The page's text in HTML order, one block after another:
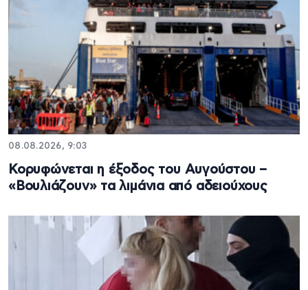
08.08.2026, 9:03
Κορυφώνεται η έξοδος του Αυγούστου –
«Βουλιάζουν» τα λιμάνια από αδειούχους